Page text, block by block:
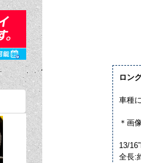
ロン
車種
＊画
13/
全長: